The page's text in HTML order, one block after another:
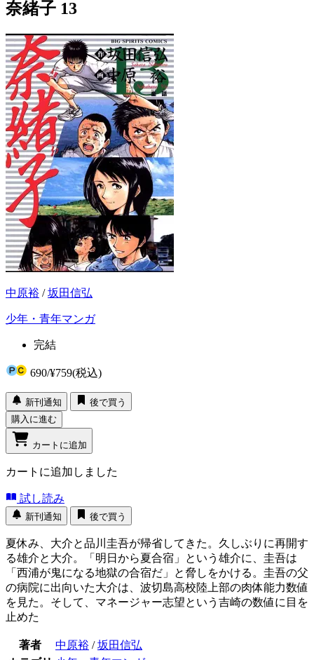
奈緒子 13
中原裕 /坂田信弘
少年・青年マンガ
完結
690/¥759(税込)
新刊通知
後で買う
購入に進む
カートに追加
カートに追加しました
試し読み
新刊通知 後で買う
夏休み、大介と品川圭吾が帰省してきた。久しぶりに再開す
る雄介と大介。「明日から夏合宿」という雄介に、圭吾は
「西浦が鬼になる地獄の合宿だ」と脅しをかける。圭吾の父
の病院に出向いた大介は、波切島高校陸上部の肉体能力数値
を見た。そして、マネージャー志望という吉崎の数値に目を
止めた
著者 中原裕 /坂田信弘